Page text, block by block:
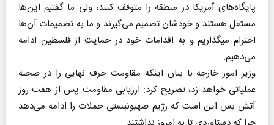
پایگاه‌های آمریکا در منطقه را متوقف کنند، ولی ما گفتیم این‌ها
مستقل هستند و خودشان تصمیم می‌گیرند و ما به تصمیمات آن‌ها
احترام میگذاریم و به اقدامات خود در حمایت از فلسطین ادامه
می‌دهیم.
وزیر امور خارجه با بیان اینکه مقاومت حرف نهایی را در صحنه
عملیاتی خواهد زد، تصریح کرد: ارزیابی مقاومت پس از هفت روز
آتش بس این است که رژیم صهیونیستی حملات را ادامه می‌دهد